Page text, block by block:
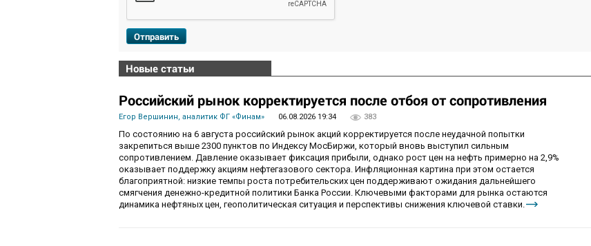
Отправить
Новые статьи
Российский рынок корректируется после отбоя от сопротивления
Егор Вершинин, аналитик ФГ «Финам» 06.08.2026 19:34 383
По состоянию на 6 августа российский рынок акций корректируется после неудачной попытки
закрепиться выше 2300 пунктов по Индексу МосБиржи, который вновь выступил сильным
сопротивлением. Давление оказывает фиксация прибыли, однако рост цен на нефть примерно на 2,9%
оказывает поддержку акциям нефтегазового сектора. Инфляционная картина при этом остается
благоприятной: низкие темпы роста потребительских цен поддерживают ожидания дальнейшего
смягчения денежно-кредитной политики Банка России. Ключевыми факторами для рынка остаются
динамика нефтяных цен, геополитическая ситуация и перспективы снижения ключевой ставки.